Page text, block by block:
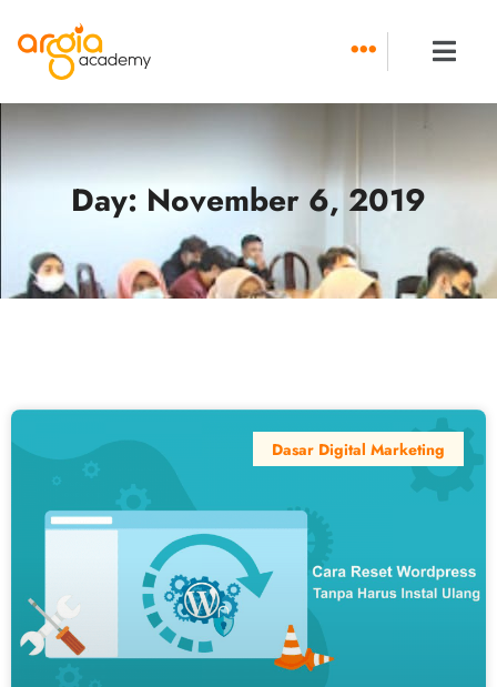
content
Day: November 6, 2019
Dasar Digital Marketing